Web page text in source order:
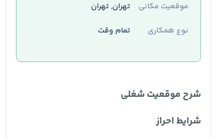
موقعیت مکانی
تهران, تهران
نوع همکاری
تمام وقت
شرح موقعیت شغلی
شرایط احراز